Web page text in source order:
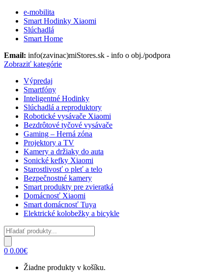
e-mobilita
Smart Hodinky Xiaomi
Slúchadlá
Smart Home
Email: info(zavinac)miStores.sk - info o obj./podpora
Zobraziť kategórie
Výpredaj
Smartfóny
Inteligentné Hodinky
Slúchadlá a reproduktory
Robotické vysávače Xiaomi
Bezdrôtové tyčové vysávače
Gaming – Herná zóna
Projektory a TV
Kamery a držiaky do auta
Sonické kefky Xiaomi
Starostlivosť o pleť a telo
Bezpečnostné kamery
Smart produkty pre zvieratká
Domácnosť Xiaomi
Smart domácnosť Tuya
Elektrické kolobežky a bicykle
Products
search
0 0.00€
Žiadne produkty v košíku.